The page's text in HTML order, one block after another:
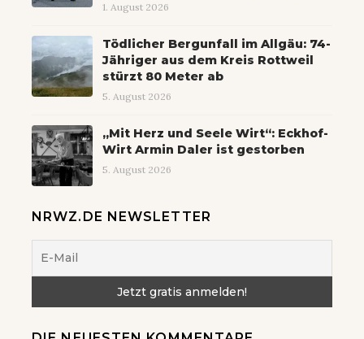
1. August 2026
Tödlicher Bergunfall im Allgäu: 74-
Jähriger aus dem Kreis Rottweil
stürzt 80 Meter ab
5. August 2026
„Mit Herz und Seele Wirt“: Eckhof-
Wirt Armin Daler ist gestorben
5. August 2026
NRWZ.DE NEWSLETTER